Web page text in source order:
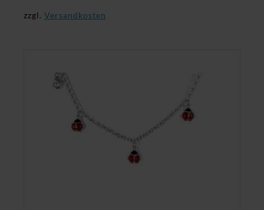
zzgl. Versandkosten